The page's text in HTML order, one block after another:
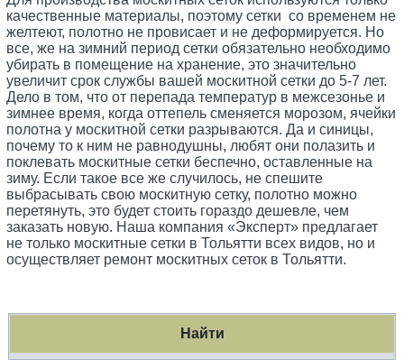
качественные материалы, поэтому сетки со временем не
желтеют, полотно не провисает и не деформируется. Но
все, же на зимний период сетки обязательно необходимо
убирать в помещение на хранение, это значительно
увеличит срок службы вашей москитной сетки до 5-7 лет.
Дело в том, что от перепада температур в межсезонье и
зимнее время, когда оттепель сменяется морозом, ячейки
полотна у москитной сетки разрываются. Да и синицы,
почему то к ним не равнодушны, любят они полазить и
поклевать москитные сетки беспечно, оставленные на
зиму. Если такое все же случилось, не спешите
выбрасывать свою москитную сетку, полотно можно
перетянуть, это будет стоить гораздо дешевле, чем
заказать новую. Наша компания «Эксперт» предлагает
не только москитные сетки в Тольятти всех видов, но и
осуществляет ремонт москитных сеток в Тольятти.
Найти